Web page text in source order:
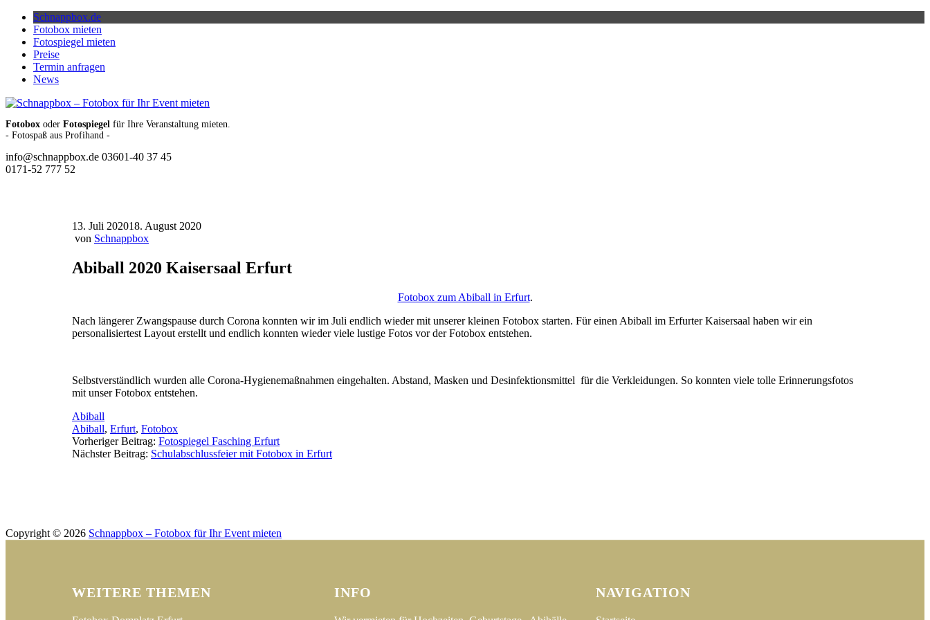
Skip
content
Schnappbox.de
Fotobox mieten
Fotospiegel mieten
Preise
Termin anfragen
News
Fotobox oder Fotospiegel für Ihre Veranstaltung mieten.
- Fotospaß aus Profihand -
info@schnappbox.de 03601-40 37 45
0171-52 777 52
13. Juli 202018. August 2020
von Schnappbox
Abiball 2020 Kaisersaal Erfurt
Fotobox zum Abiball in Erfurt.
Nach längerer Zwangspause durch Corona konnten wir im Juli endlich wieder mit unserer kleinen Fotobox starten. Für einen Abiball im Erfurter Kaisersaal haben wir ein
personalisiertest Layout erstellt und endlich konnten wieder viele lustige Fotos vor der Fotobox entstehen.
Selbstverständlich wurden alle Corona-Hygienemaßnahmen eingehalten. Abstand, Masken und Desinfektionsmittel für die Verkleidungen. So konnten viele tolle Erinnerungsfotos
mit unser Fotobox entstehen.
Abiball
Abiball, Erfurt, Fotobox
Post
navigation
Vorheriger Beitrag: Fotospiegel Fasching Erfurt
Nächster Beitrag: Schulabschlussfeier mit Fotobox in Erfurt
Copyright © 2026 Schnappbox – Fotobox für Ihr Event mieten
WEITERE THEMEN INFO NAVIGATION